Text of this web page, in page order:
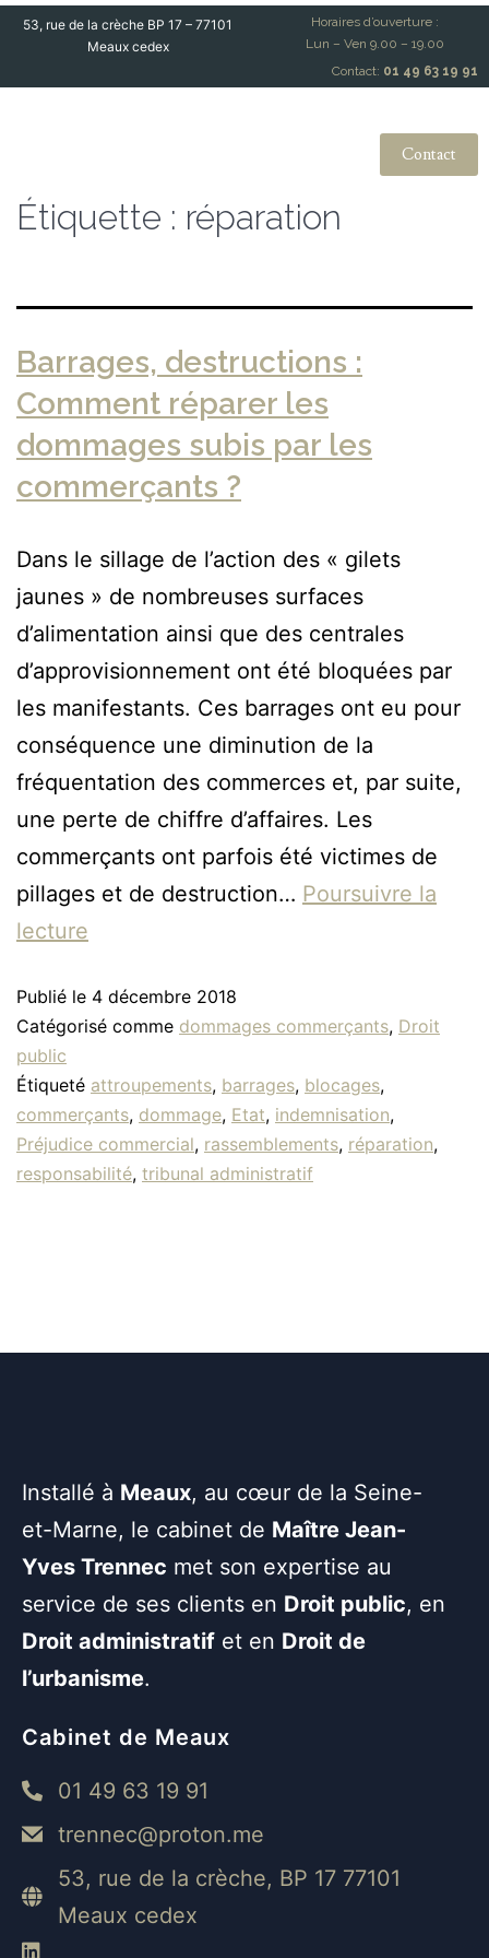
53, rue de la crèche BP 17 – 77101
Meaux cedex
Horaires d’ouverture :
Lun – Ven 9.00 – 19.00
Contact: 01 49 63 19 91
Contact
Étiquette : réparation
Barrages, destructions :
Comment réparer les
dommages subis par les
commerçants ?
Dans le sillage de l’action des « gilets
jaunes » de nombreuses surfaces
d’alimentation ainsi que des centrales
d’approvisionnement ont été bloquées par
les manifestants. Ces barrages ont eu pour
conséquence une diminution de la
fréquentation des commerces et, par suite,
une perte de chiffre d’affaires. Les
commerçants ont parfois été victimes de
pillages et de destruction… Poursuivre la
lecture
Publié le 4 décembre 2018
Catégorisé comme dommages commerçants, Droit
public
Étiqueté attroupements, barrages, blocages,
commerçants, dommage, Etat, indemnisation,
Préjudice commercial, rassemblements, réparation,
responsabilité, tribunal administratif
Installé à Meaux, au cœur de la Seine-
et-Marne, le cabinet de Maître Jean-
Yves Trennec met son expertise au
service de ses clients en Droit public, en
Droit administratif et en Droit de
l’urbanisme.
Cabinet de Meaux
01 49 63 19 91
trennec@proton.me
53, rue de la crèche, BP 17 77101
Meaux cedex